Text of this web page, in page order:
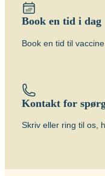
Vaccinen
TB-
tvivlsom og
Om
Book en tid i dag
Book en tid til vaccine
Kontakt for
Skriv eller ring til os,